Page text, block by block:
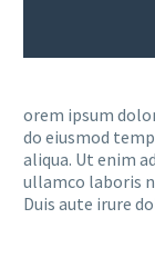
orem ipsum
do eiusmod
aliqua. Ut enim
ullamco laboris
Duis aute irure